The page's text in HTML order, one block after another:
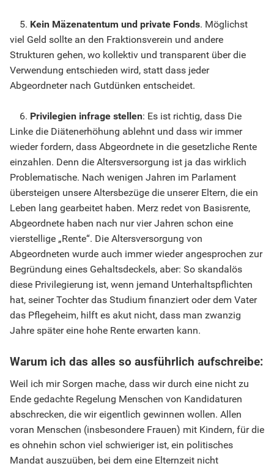
5. Kein Mäzenatentum und private Fonds. Möglichst
viel Geld sollte an den Fraktionsverein und andere
Strukturen gehen, wo kollektiv und transparent über die
Verwendung entschieden wird, statt dass jeder
Abgeordneter nach Gutdünken entscheidet.
6. Privilegien infrage stellen: Es ist richtig, dass Die
Linke die Diätenerhöhung ablehnt und dass wir immer
wieder fordern, dass Abgeordnete in die gesetzliche Rente
einzahlen. Denn die Altersversorgung ist ja das wirklich
Problematische. Nach wenigen Jahren im Parlament
übersteigen unsere Altersbezüge die unserer Eltern, die ein
Leben lang gearbeitet haben. Merz redet von Basisrente,
Abgeordnete haben nach nur vier Jahren schon eine
vierstellige „Rente“. Die Altersversorgung von
Abgeordneten wurde auch immer wieder angesprochen zur
Begründung eines Gehaltsdeckels, aber: So skandalös
diese Privilegierung ist, wenn jemand Unterhaltspflichten
hat, seiner Tochter das Studium finanziert oder dem Vater
das Pflegeheim, hilft es akut nicht, dass man zwanzig
Jahre später eine hohe Rente erwarten kann.
Warum ich das alles so ausführlich aufschreibe:
Weil ich mir Sorgen mache, dass wir durch eine nicht zu
Ende gedachte Regelung Menschen von Kandidaturen
abschrecken, die wir eigentlich gewinnen wollen. Allen
voran Menschen (insbesondere Frauen) mit Kindern, für die
es ohnehin schon viel schwieriger ist, ein politisches
Mandat auszuüben, bei dem eine Elternzeit nicht